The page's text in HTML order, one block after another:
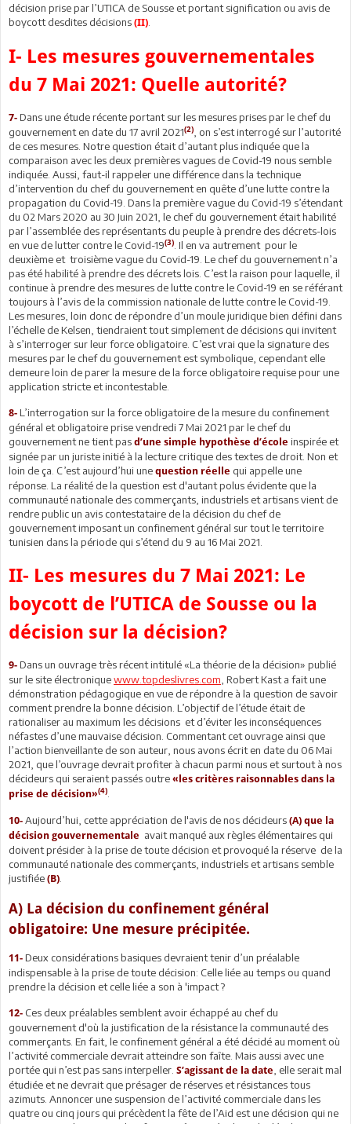
décision prise par l’UTICA de Sousse et portant signification ou avis de
boycott desdites décisions (II)
I- Les mesures gouvernementales
du 7 Mai 2021: Quelle autorité?
7- Dans une étude récente portant sur les mesures prises par le chef du
gouvernement en date du 17 avril 2021(2)
, on s’est interrogé sur l’autorité
de ces mesures. Notre question était d’autant plus indiquée que la
comparaison avec les deux premières vagues de Covid-19 nous semble
indiquée. Aussi, faut-il rappeler une différence dans la technique
d’intervention du chef du gouvernement en quête d’une lutte contre la
propagation du Covid-19. Dans la première vague du Covid-19 s’étendant
du 02 Mars 2020 au 30 Juin 2021, le chef du gouvernement était habilité
par l’assemblée des représentants du peuple à prendre des décrets-lois
en vue de lutter contre le Covid-19(3) . Il en va autrement pour le
deuxième et troisième vague du Covid-19. Le chef du gouvernement n’a
pas été habilité à prendre des décrets lois. C’est la raison pour laquelle, il
continue à prendre des mesures de lutte contre le Covid-19 en se référant
toujours à l’avis de la commission nationale de lutte contre le Covid-19.
Les mesures, loin donc de répondre d’un moule juridique bien défini dans
l’échelle de Kelsen, tiendraient tout simplement de décisions qui invitent
à s’interroger sur leur force obligatoire. C’est vrai que la signature des
mesures par le chef du gouvernement est symbolique, cependant elle
demeure loin de parer la mesure de la force obligatoire requise pour une
application stricte et incontestable.
8- L’interrogation sur la force obligatoire de la mesure du confinement
général et obligatoire prise vendredi 7 Mai 2021 par le chef du
gouvernement ne tient pas d’une simple hypothèse d’école inspirée et
signée par un juriste initié à la lecture critique des textes de droit. Non et
loin de ça. C’est aujourd’hui une question réelle qui appelle une
réponse. La réalité de la question est d'autant polus évidente que la
communauté nationale des commerçants, industriels et artisans vient de
rendre public un avis contestataire de la décision du chef de
gouvernement imposant un confinement général sur tout le territoire
tunisien dans la période qui s’étend du 9 au 16 Mai 2021.
II- Les mesures du 7 Mai 2021: Le
boycott de l’UTICA de Sousse ou la
décision sur la décision?
9- Dans un ouvrage très récent intitulé «La théorie de la décision» publié
sur le site électroniquewww.topdeslivres.com , Robert Kast a fait une
démonstration pédagogique en vue de répondre à la question de savoir
comment prendre la bonne décision. L’objectif de l’étude était de
rationaliser au maximum les décisions et d’éviter les inconséquences
néfastes d’une mauvaise décision. Commentant cet ouvrage ainsi que
l’action bienveillante de son auteur, nous avons écrit en date du 06 Mai
2021, que l’ouvrage devrait profiter à chacun parmi nous et surtout à nos
décideurs qui seraient passés outre «les critères raisonnables dans la
prise de décision»(4)
10- Aujourd’hui, cette appréciation de l'avis de nos décideurs (A) que la
décision gouvernementale avait manqué aux règles élémentaires qui
doivent présider à la prise de toute décision et provoqué la réserve de la
communauté nationale des commerçants, industriels et artisans semble
justifiée (B)
A) La décision du confinement général
obligatoire: Une mesure précipitée.
11- Deux considérations basiques devraient tenir d’un préalable
indispensable à la prise de toute décision: Celle liée au temps ou quand
prendre la décision et celle liée a son à 'impact ?
12- Ces deux préalables semblent avoir échappé au chef du
gouvernement d'où la justification de la résistance la communauté des
commerçants. En fait, le confinement général a été décidé au moment où
l’activité commerciale devrait atteindre son faîte. Mais aussi avec une
portée qui n’est pas sans interpeller. S’agissant de la date , elle serait mal
étudiée et ne devrait que présager de réserves et résistances tous
azimuts. Annoncer une suspension de l’activité commerciale dans les
quatre ou cinq jours qui précèdent la fête de l’Aid est une décision qui ne